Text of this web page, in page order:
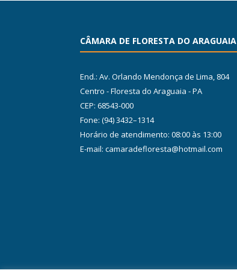
CÂMARA DE FLORESTA DO ARAGUAIA
End.: Av. Orlando Mendonça de Lima, 804
Centro - Floresta do Araguaia - PA
CEP: 68543-000
Fone: (94) 3432–1314
Horário de atendimento: 08:00 às 13:00
E-mail: camaradefloresta@hotmail.com